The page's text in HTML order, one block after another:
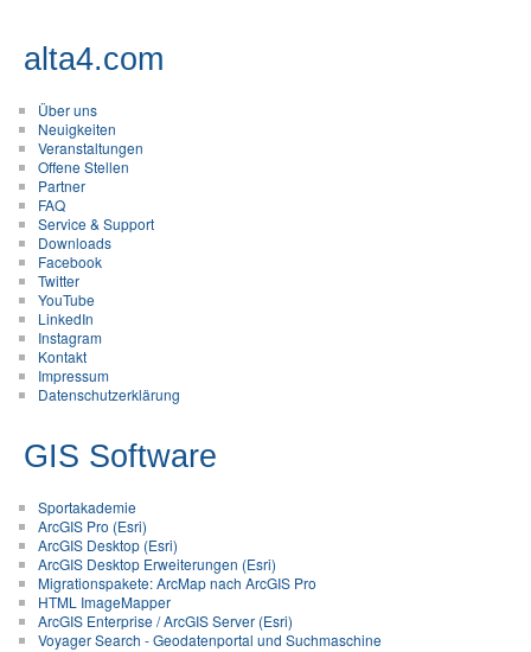
alta4.com
Über uns
Neuigkeiten
Veranstaltungen
Offene Stellen
Partner
FAQ
Service & Support
Downloads
Facebook
Twitter
YouTube
LinkedIn
Instagram
Kontakt
Impressum
Datenschutzerklärung
GIS Software
Sportakademie
ArcGIS Pro (Esri)
ArcGIS Desktop (Esri)
ArcGIS Desktop Erweiterungen (Esri)
Migrationspakete: ArcMap nach ArcGIS Pro
HTML ImageMapper
ArcGIS Enterprise / ArcGIS Server (Esri)
Voyager Search - Geodatenportal und Suchmaschine